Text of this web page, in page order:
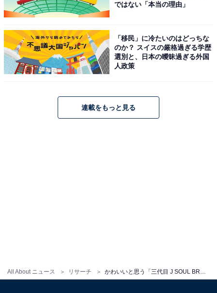
All About ニュース リサーチ かわいいと思う「三代目 J SOUL BROTHERS」のメンバーランキング！ 1位「岩田剛典」、2位は？
ではない「本当の理由」
「移民」に冷たいのはどっちな
のか？ スイスの厳格過ぎる学歴
選別と、日本の曖昧過ぎる外国
人政策
連載をもっと見る